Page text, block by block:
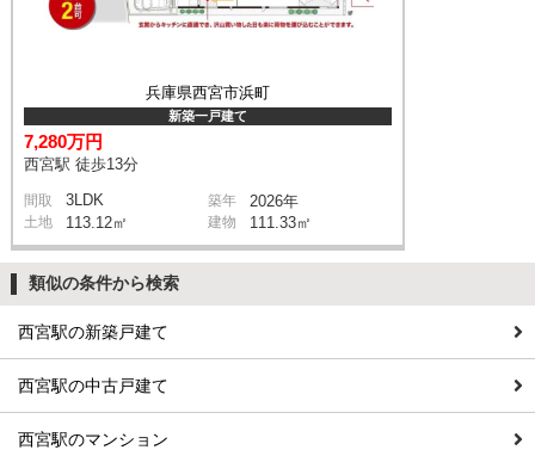
兵庫県西宮市浜町
新築一戸建て
7,280万円
西宮駅 徒歩13分
間取 3LDK 築年 2026年
土地 113.12㎡ 建物 111.33㎡
類似の条件から検索
西宮駅の新築戸建て
西宮駅の中古戸建て
西宮駅のマンション